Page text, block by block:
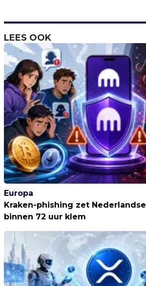
LEES OOK
Europa
Kraken-phishing zet
binnen 72 uur klem